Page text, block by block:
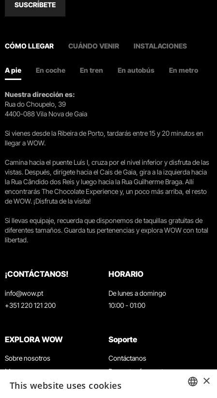
SUSCRÍBETE
CÓMO LLEGAR CUÁNDO VENIR INSTALACIONES
A pie En coche En tren En autobús En metro
Nuestra dirección es:
Rua do Choupelo, 39
4400-088 Vila Nova de Gaia
Si vienes desde la Ribeira de Porto, tardarás entre 15 y 20 minutos en
llegar a WOW.
Camina hacia el puente Luís I, cruza por el nivel inferior y disfruta de las
vistas. Después, dirígete hacia el Cais de Gaia, gira a la izquierda hacia
la Rua Cândido dos Reis y luego hacia la Rua Guilherme Braga. Allí
encontrarás The Chocolate Experience y, un poco más arriba, el resto
de WOW. ¡Disfruta de la visita!
Si llevas equipaje, recuerda que disponemos de taquillas gratuitas de
diferentes tamaños. Guarda tus pertenencias y explora WOW con total
libertad.
¡CONTÁCTANOS!
info@wow.pt
+351 220 121 200
HORARIO
De lunes a domingo
10:00 - 01:00
EXPLORA WOW
Sobre nosotros
Museos
Agenda
Soporte
Contáctanos
Preguntas frecuentes
Términos y condiciones
×
This website uses cookies